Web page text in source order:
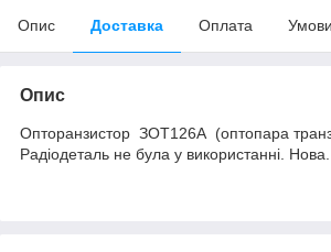
Опис Доставка Оплата
Опис
Опторанзистор ЗОТ126А (оптопара
Радіодеталь не була у використанні. Нова.